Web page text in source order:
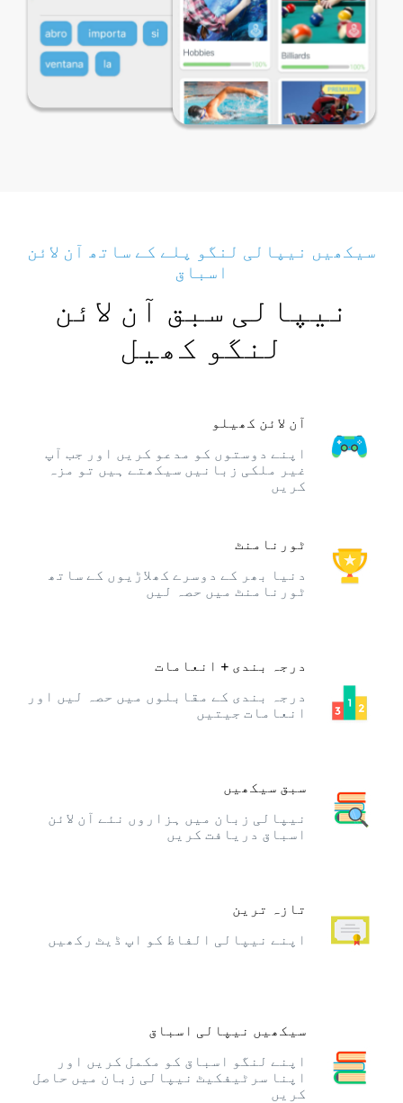
سیکھیں نیپالی لنگو پلے کے ساتھ آن لائن
اسباق
نیپالی سبق آن لائن
لنگو کھیل
آن لائن کھیلو
اپنے دوستوں کو مدعو کریں اور جب آپ
غیر ملکی زبانیں سیکھتے ہیں تو مزہ
کریں
ٹورنامنٹ
دنیا بھر کے دوسرے کھلاڑیوں کے ساتھ
ٹورنامنٹ میں حصہ لیں
درجہ بندی + انعامات
درجہ بندی کے مقابلوں میں حصہ لیں اور
انعامات جیتیں
سبق سیکھیں
نیپالی زبان میں ہزاروں نئے آن لائن
اسباق دریافت کریں
تازہ ترین
اپنے نیپالی الفاظ کو اپ ڈیٹ رکھیں
سیکھیں نیپالی اسباق
اپنے لنگو اسباق کو مکمل کریں اور
اپنا سرٹیفکیٹ نیپالی زبان میں حاصل
کریں